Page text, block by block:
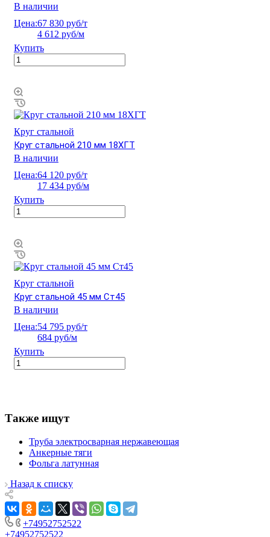
В наличии
Цена:67 830 руб/т
4 612 руб/м
Купить
Круг стальной
Круг стальной 210 мм 18ХГТ
В наличии
Цена:64 120 руб/т
17 434 руб/м
Купить
Круг стальной
Круг стальной 45 мм Ст45
В наличии
Цена:54 795 руб/т
684 руб/м
Купить
Также ищут
Труба электросварная нержавеющая
Анкерные тяги
Фольга латунная
Назад к списку
+74952752522
+74952752522